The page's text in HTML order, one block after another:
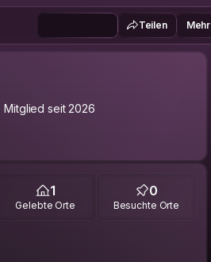
Teilen Mehr
Mitglied seit 2026
1
Gelebte Orte
0
Besuchte Orte